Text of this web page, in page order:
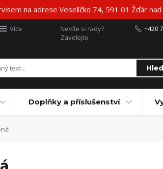
na adrese Veselíčko 74, 591 01 Žďár
Více
Nevíte si rady?
Zavolejte.
+420
Doplňky a příslušenství